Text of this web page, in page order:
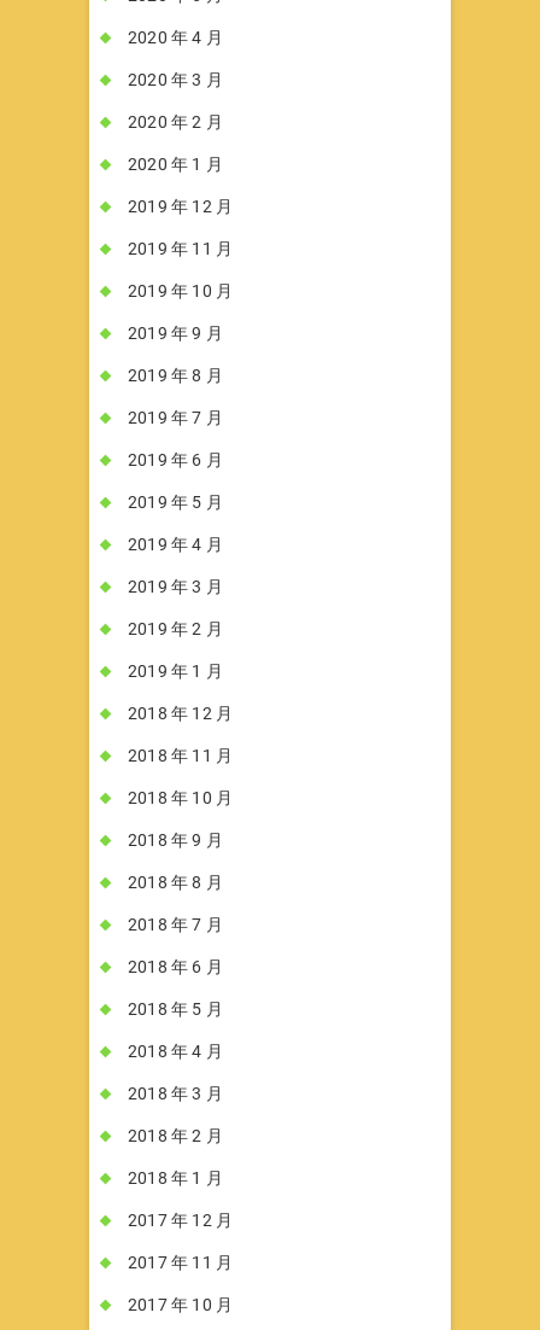
2020 年 4 月
2020 年 3 月
2020 年 2 月
2020 年 1 月
2019 年 12 月
2019 年 11 月
2019 年 10 月
2019 年 9 月
2019 年 8 月
2019 年 7 月
2019 年 6 月
2019 年 5 月
2019 年 4 月
2019 年 3 月
2019 年 2 月
2019 年 1 月
2018 年 12 月
2018 年 11 月
2018 年 10 月
2018 年 9 月
2018 年 8 月
2018 年 7 月
2018 年 6 月
2018 年 5 月
2018 年 4 月
2018 年 3 月
2018 年 2 月
2018 年 1 月
2017 年 12 月
2017 年 11 月
2017 年 10 月